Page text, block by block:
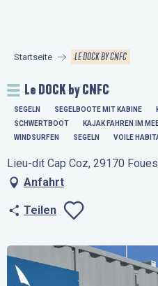
principal
Startseite LE DOCK BY CNFC
Le DOCK by CNFC
SEGELN SEGELBOOTE MIT KABINE
SCHWERTBOOT
KAJAK FAHREN IM
WINDSURFEN
SEGELN VOILE
Lieu-dit Cap Coz, 29170
Anfahrt
Teilen